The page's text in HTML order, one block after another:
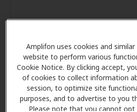
Amplifon uses cookies and
website to perform various
Cookie Notice. By clicking accept,
of cookies to collect information
session, to optimize site
purposes, and to advertise to you
Please note that you cannot